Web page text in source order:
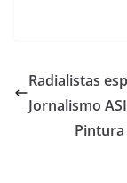
Radialistas
Jornalismo